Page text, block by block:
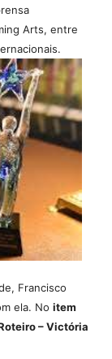
Arts, entre
Francisco
ela. No item
– Victória